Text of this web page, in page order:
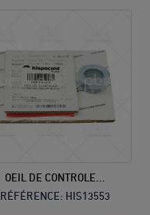
OEIL DE CONTROLE...
RÉFÉRENCE: HIS13553